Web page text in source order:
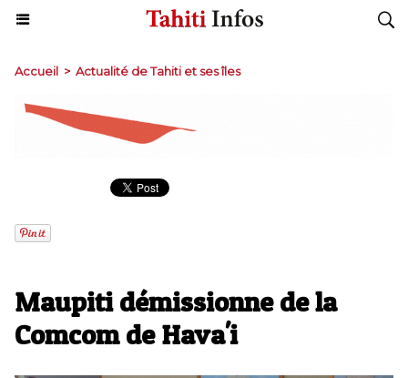
Accueil > Actualité de Tahiti et ses îles
Maupiti démissionne de la
Comcom de Hava'i